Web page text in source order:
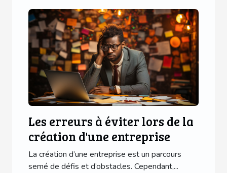
Les erreurs à éviter lors de la
création d'une entreprise
La création d’une entreprise est un parcours
semé de défis et d’obstacles. Cependant,...